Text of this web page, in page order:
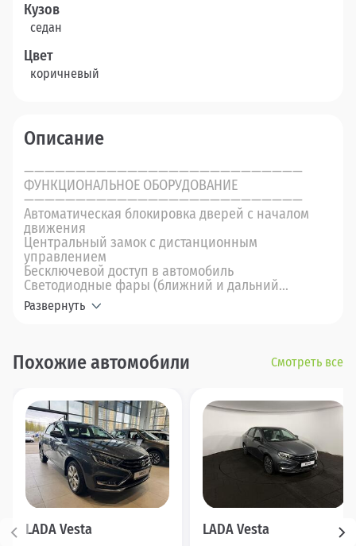
Кузов
седан
Цвет
коричневый
Описание
———————————————————————————
ФУНКЦИОНАЛЬНОЕ ОБОРУДОВАНИЕ
———————————————————————————
Автоматическая блокировка дверей с началом
движения
Центральный замок с дистанционным
управлением
Бесключевой доступ в автомобиль
Светодиодные фары (ближний и дальний...
Развернуть
Похожие автомобили Смотреть все
LADA Vesta LADA Vesta